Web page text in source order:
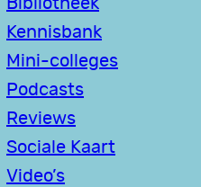
Bibliotheek
Kennisbank
Mini-colleges
Podcasts
Reviews
Sociale Kaart
Video’s